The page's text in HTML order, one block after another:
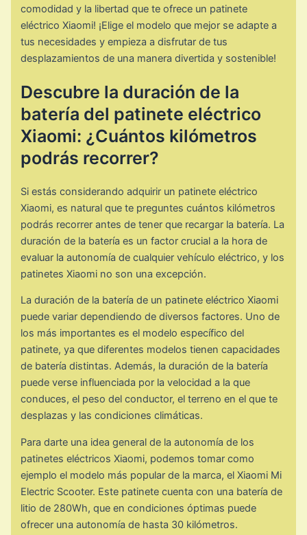
comodidad y la libertad que te ofrece un patinete
eléctrico Xiaomi! ¡Elige el modelo que mejor se adapte a
tus necesidades y empieza a disfrutar de tus
desplazamientos de una manera divertida y sostenible!
Descubre la duración de la
batería del patinete eléctrico
Xiaomi: ¿Cuántos kilómetros
podrás recorrer?
Si estás considerando adquirir un patinete eléctrico
Xiaomi, es natural que te preguntes cuántos kilómetros
podrás recorrer antes de tener que recargar la batería. La
duración de la batería es un factor crucial a la hora de
evaluar la autonomía de cualquier vehículo eléctrico, y los
patinetes Xiaomi no son una excepción.
La duración de la batería de un patinete eléctrico Xiaomi
puede variar dependiendo de diversos factores. Uno de
los más importantes es el modelo específico del
patinete, ya que diferentes modelos tienen capacidades
de batería distintas. Además, la duración de la batería
puede verse influenciada por la velocidad a la que
conduces, el peso del conductor, el terreno en el que te
desplazas y las condiciones climáticas.
Para darte una idea general de la autonomía de los
patinetes eléctricos Xiaomi, podemos tomar como
ejemplo el modelo más popular de la marca, el Xiaomi Mi
Electric Scooter. Este patinete cuenta con una batería de
litio de 280Wh, que en condiciones óptimas puede
ofrecer una autonomía de hasta 30 kilómetros.